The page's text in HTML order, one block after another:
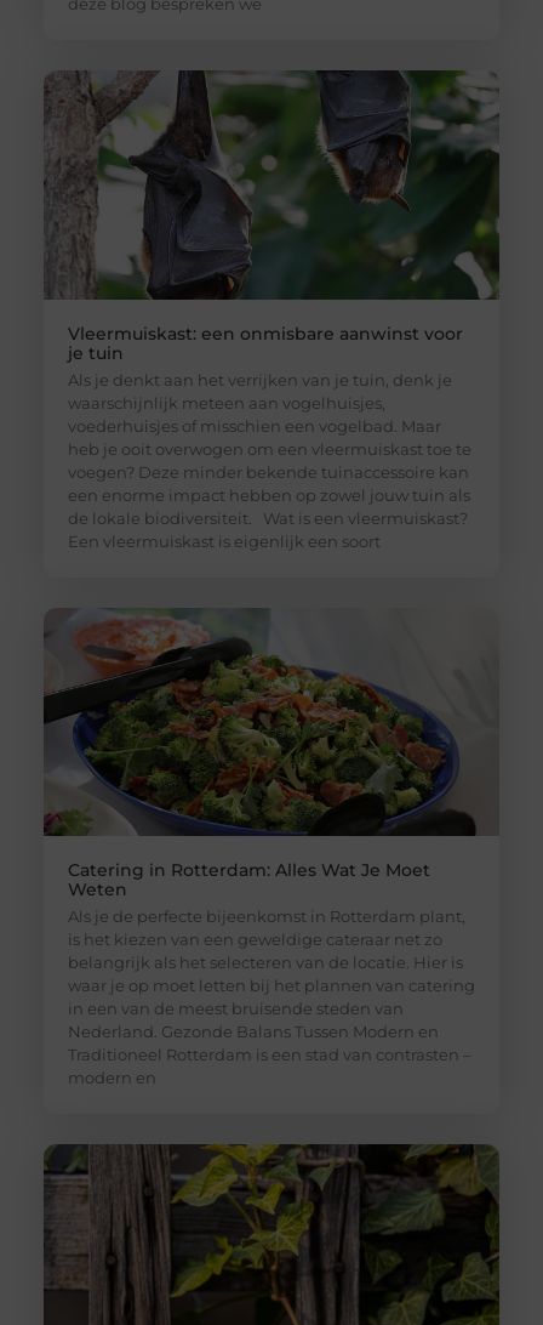
deze blog bespreken we
Vleermuiskast: een onmisbare aanwinst voor
je tuin
Als je denkt aan het verrijken van je tuin, denk je
waarschijnlijk meteen aan vogelhuisjes,
voederhuisjes of misschien een vogelbad. Maar
heb je ooit overwogen om een vleermuiskast toe te
voegen? Deze minder bekende tuinaccessoire kan
een enorme impact hebben op zowel jouw tuin als
de lokale biodiversiteit. Wat is een vleermuiskast?
Een vleermuiskast is eigenlijk een soort
Catering in Rotterdam: Alles Wat Je Moet
Weten
Als je de perfecte bijeenkomst in Rotterdam plant,
is het kiezen van een geweldige cateraar net zo
belangrijk als het selecteren van de locatie. Hier is
waar je op moet letten bij het plannen van catering
in een van de meest bruisende steden van
Nederland. Gezonde Balans Tussen Modern en
Traditioneel Rotterdam is een stad van contrasten –
modern en